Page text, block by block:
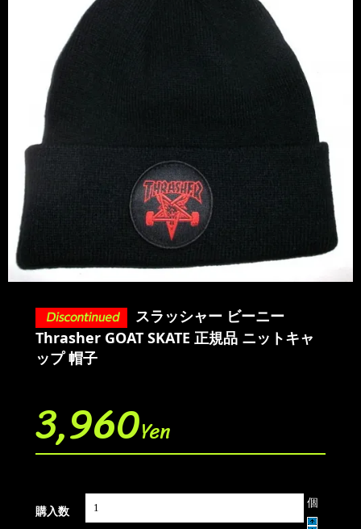
スラッシャー ビーニー
Thrasher GOAT SKATE 正規品 ニットキャ
ップ 帽子
3,960Yen
購入数
個